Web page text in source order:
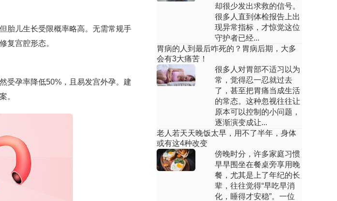
胎儿生长受限概率略高。无需常规手
复宫腔形态。
受孕率降低50%，且易发宫外孕。建
。
回答：子宫肌瘤剔除术后存在复发可能，
主要与年龄因素、激素水平、肌瘤数量、
手术彻底性等有...
子宫肌瘤怀孕了会不会流产
回答：子宫肌瘤怀孕后多数不会流产，风
险主要与肌瘤大小、生长位置、数量及孕
期变化有关。1...
子宫肌瘤怀孕后注意事项有哪些
回答：子宫肌瘤怀孕后需注意定期产检、
监测肌瘤变化、警惕腹痛出血、调整生活
方式。1、定期...
子宫肌瘤大出血严重吗
回答：子宫肌瘤大出血属于严重情况，可
能引发贫血、休克等危急后果，需立即就
却很少发出求救的信号。
很多人直到体检报告上出
现异常指标，才惊觉这位
守护者已经...
胃病的人到最后咋死的？胃病后期，大多
会有3大痛苦！
很多人对胃部不适习以为
常，觉得忍一忍就过去
了，甚至把胃痛当成生活
的常态。这种忽视往往让
原本可以控制的小问题，
逐渐演变成让...
老人若天天晚饭太早，用不了半年，身体
或有这4种改变
傍晚时分，许多家庭习惯
早早围坐在餐桌旁享用晚
餐，尤其是上了年纪的长
辈，往往觉得“早吃早消
化，睡得才安稳”。一位